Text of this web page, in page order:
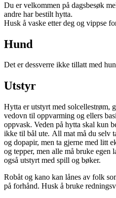
Du er velkommen på dagsbesøk
andre har bestilt hytta.
Husk å vaske etter deg og vippse
Hund
Det er dessverre ikke tillatt med
Utstyr
Hytta er utstyrt med solcellestrøm,
vedovn til oppvarming og ellers
oppvask. Veden på hytta skal kun
ikke til bål ute. All mat må du selv
og dopapir, men ta gjerne med litt
og tepper, men alle må bruke egen
også utstyrt med spill og bøker.
Robåt og kano kan lånes av folk
på forhånd. Husk å bruke